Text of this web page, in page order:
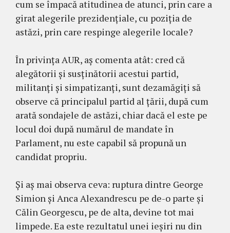
cum se împacă atitudinea de atunci, prin care a
girat alegerile prezidențiale, cu poziția de
astăzi, prin care respinge alegerile locale?
În privința AUR, aș comenta atât: cred că
alegătorii și susținătorii acestui partid,
militanți și simpatizanți, sunt dezamăgiți să
observe că principalul partid al țării, după cum
arată sondajele de astăzi, chiar dacă el este pe
locul doi după numărul de mandate în
Parlament, nu este capabil să propună un
candidat propriu.
Și aș mai observa ceva: ruptura dintre George
Simion și Anca Alexandrescu pe de-o parte și
Călin Georgescu, pe de alta, devine tot mai
limpede. Ea este rezultatul unei ieșiri nu din